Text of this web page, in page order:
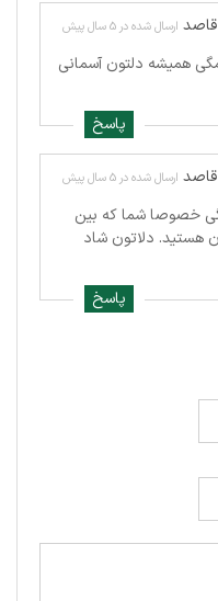
ارسال شده در 5 سال پیش
هميشه دلتون آسمانی
پاسخ
ارسال شده در 5 سال پیش
خصوصا شما که بین
هستید. دلاتون شاد
پاسخ